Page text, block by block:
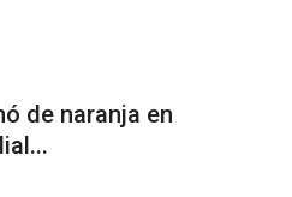
de naranja en